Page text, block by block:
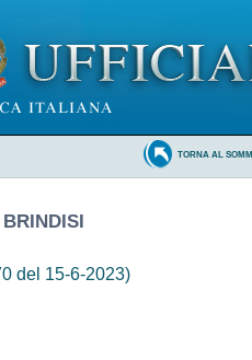
TORNA AL
del 15-6-2023)